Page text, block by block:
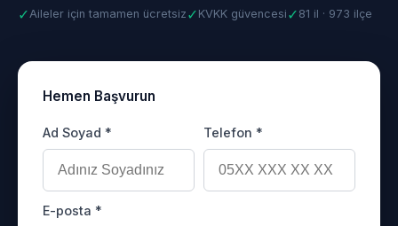
✓Aileler için tamamen ücretsiz ✓ KVKK güvencesi ✓ 81 il · 973 ilçe
Hemen Başvurun
Ad Soyad * Telefon *
E-posta *